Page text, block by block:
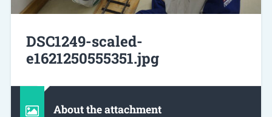
DSC1249-scaled-
e1621250555351.jpg
About the attachment